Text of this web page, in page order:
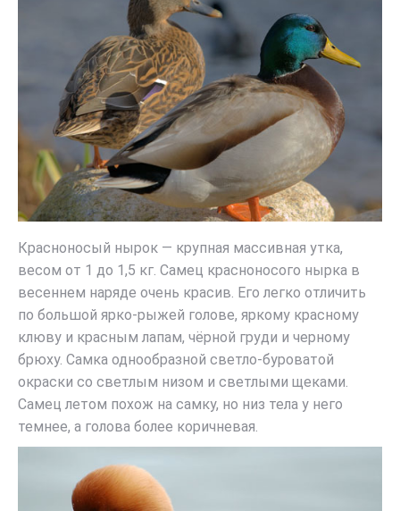
Красноносый нырок — крупная массивная утка,
весом от 1 до 1,5 кг. Самец красноносого нырка в
весеннем наряде очень красив. Его легко отличить
по большой ярко-рыжей голове, яркому красному
клюву и красным лапам, чёрной груди и черному
брюху. Самка однообразной светло-буроватой
окраски со светлым низом и светлыми щеками.
Самец летом похож на самку, но низ тела у него
темнее, а голова более коричневая.